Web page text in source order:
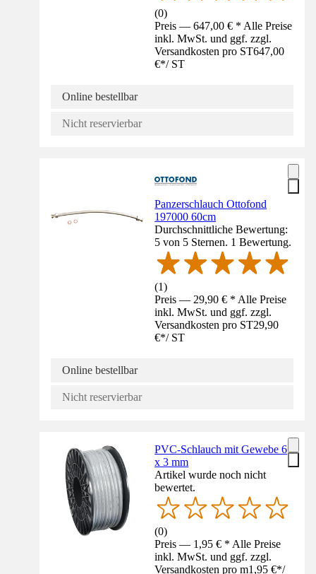
(0)
Preis — 647,00 € * Alle Preise
inkl. MwSt. und ggf. zzgl.
Versandkosten pro ST647,00
€*/ ST
Online bestellbar
Nicht reservierbar
Panzerschlauch Ottofond
197000 60cm
Durchschnittliche Bewertung:
5 von 5 Sternen. 1 Bewertung.
(1)
Preis — 29,90 € * Alle Preise
inkl. MwSt. und ggf. zzgl.
Versandkosten pro ST29,90
€*/ ST
Online bestellbar
Nicht reservierbar
PVC-Schlauch mit Gewebe 6
x 3 mm
Artikel wurde noch nicht
bewertet.
(0)
Preis — 1,95 € * Alle Preise
inkl. MwSt. und ggf. zzgl.
Versandkosten pro m1,95 €*/